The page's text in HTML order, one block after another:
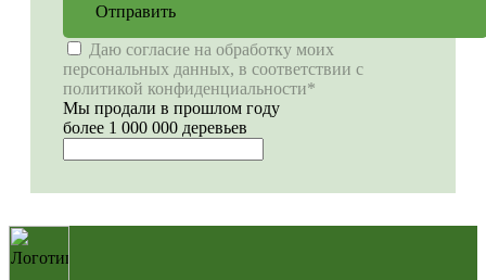
Отправить
Даю согласие на обработку моих
персональных данных, в соответствии с
политикой конфиденциальности*
Мы продали в прошлом году
более 1 000 000 деревьев